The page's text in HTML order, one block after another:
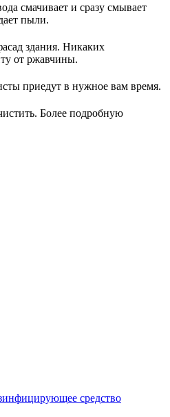
смачивает и сразу смывает
пыли.
здания. Никаких
от ржавчины.
приедут в нужное вам время.
Более подробную
средство